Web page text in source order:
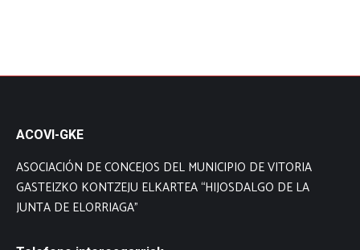
ACOVI-GKE
ASOCIACIÓN DE CONCEJOS DEL MUNICIPIO DE VITORIA
GASTEIZKO KONTZEJU ELKARTEA “HIJOSDALGO DE LA
JUNTA DE ELORRIAGA”